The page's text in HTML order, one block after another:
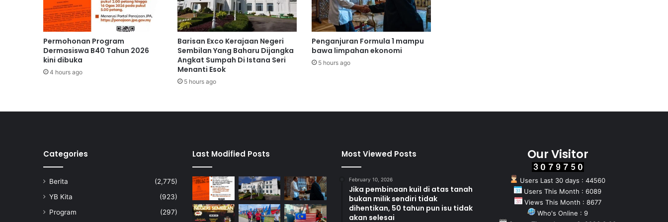
n
g
a
s
p
i
i
a
d
a
i
k
o
n
r
i
i
g
e
r
i
Permohonan Program
Dermasiswa B40 Tahun 2026
kini dibuka
4 hours ago
Barisan Exco Kerajaan Negeri
Sembilan Yang Baharu Dijangka
Angkat Sumpah Di Istana Seri
Menanti Esok
5 hours ago
Penganjuran Formula 1 mampu
bawa limpahan ekonomi
5 hours ago
Categories
Berita
(2,775)
YB Kita
(923)
Program
(297)
Last Modified Posts Most Viewed Posts
February 10, 2026
Jika pembinaan kuil di atas tanah
bukan milik sendiri tidak
dihentikan, 50 tahun pun isu tidak
akan selesai
Our Visitor
Users Last 30 days : 44560
Users This Month : 6089
Views This Month : 8677
Who's Online : 9